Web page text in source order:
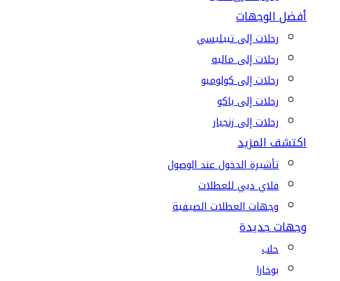
أفضل الوجهات
رحلات إلى تبيليسي
رحلات إلى ماليه
رحلات إلى كولومبو
رحلات إلى باكو
رحلات إلى زنجبار
اكتشف المزيد
تأشيرة الدخول عند الوصول
فلاي دبي للعطلات
وجهات العطلات الصيفية
وجهات جديدة
حلب
بوخارا